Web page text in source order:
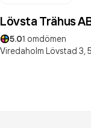
Lövsta Trähus
5.01 omdömen
Viredaholm Lövstad 3,